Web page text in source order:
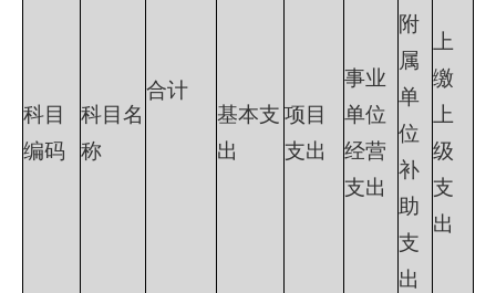
合计
科目
编码
科目名
称
基本支
出
项目
支出
事业
单位
经营
支出
附
属
单
位
补
助
支
出
上
缴
上
级
支
出